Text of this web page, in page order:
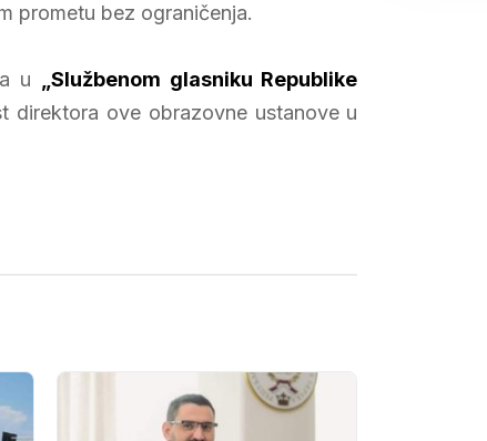
prometu bez ograničenja.
u
„Službenom glasniku Republike
direktora ove obrazovne ustanove u